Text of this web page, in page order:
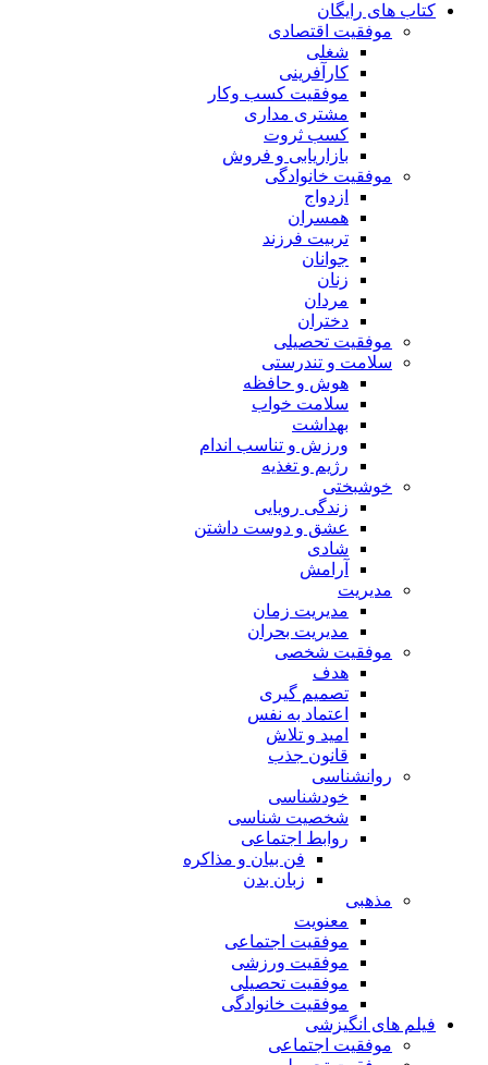
کتاب های رایگان
موفقیت اقتصادی
شغلی
کارآفرینی
موفقیت کسب وکار
مشتری مداری
کسب ثروت
بازاریابی و فروش
موفقیت خانوادگی
ازدواج
همسران
تربیت فرزند
جوانان
زنان
مردان
دختران
موفقیت تحصیلی
سلامت و تندرستی
هوش و حافظه
سلامت خواب
بهداشت
ورزش و تناسب اندام
رژیم و تغذیه
خوشبختی
زندگی رویایی
عشق و دوست داشتن
شادی
آرامش
مدیریت
مدیریت زمان
مدیریت بحران
موفقیت شخصی
هدف
تصمیم گیری
اعتماد به نفس
امید و تلاش
قانون جذب
روانشناسی
خودشناسی
شخصیت شناسی
روابط اجتماعی
فن بیان و مذاکره
زبان بدن
مذهبی
معنویت
موفقیت اجتماعی
موفقیت ورزشی
موفقیت تحصیلی
موفقیت خانوادگی
فیلم های انگیزشی
موفقیت اجتماعی